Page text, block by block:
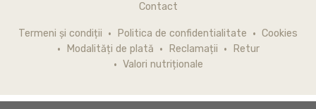
Contact
Termeni și condiții Politica de confidentialitate
Cookies
Modalități de plată
Reclamații
Retur
Valori nutriționale